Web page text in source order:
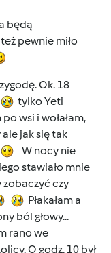
będą
pewnie miło
Ok. 18
tylko Yeti
wsi i wołałam,
ale jak się tak
W nocy nie
stawiało mnie
zobaczyć czy
Płakałam a
ból głowy...
rano we
O godz. 10 był